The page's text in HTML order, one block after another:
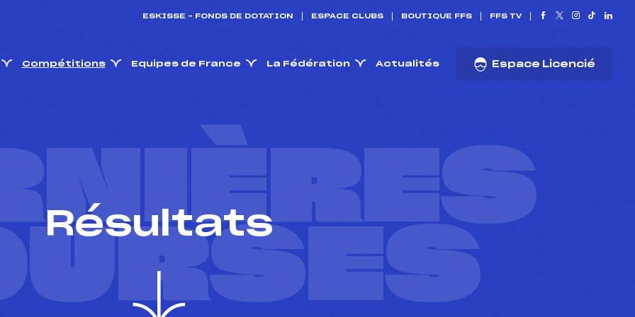
ESKISSE – FONDS DE DOTATION ESPACE CLUBS BOUTIQUE FFS FFS TV
Compétitions Equipes de France La Fédération Actualités Espace Licencié
Résultats